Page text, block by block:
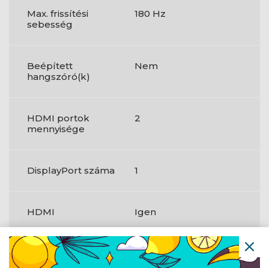
Max. frissítési
sebesség
180 Hz
Beépített
hangszóró(k)
Nem
HDMI portok
mennyisége
2
DisplayPort száma 1
HDMI Igen
HDMI-verzió 2.0